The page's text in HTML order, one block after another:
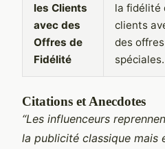
les Clients
avec des
Offres de
Fidélité
la fidélité
clients
des offres
spéciales.
Citations et Anecdotes
“Les influenceurs
la publicité classique mais